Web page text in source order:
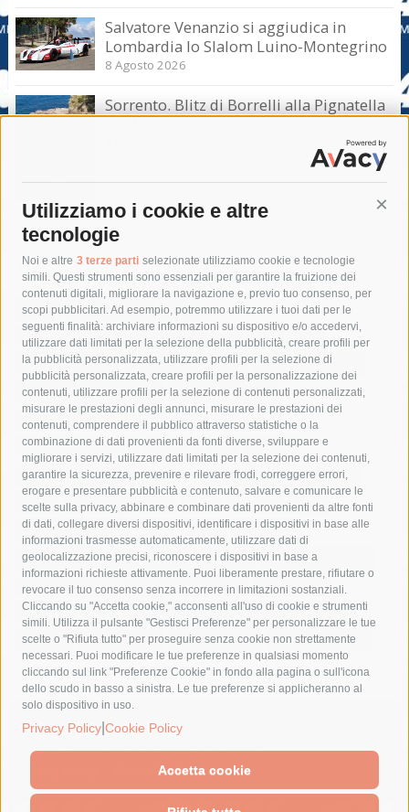
Utilizziamo i cookie e altre
tecnologie
Noi e altre 3 terze parti selezionate utilizziamo cookie e tecnologie
simili. Questi strumenti sono essenziali per garantire la fruizione dei
contenuti digitali, migliorare la navigazione e, previo tuo consenso, per
scopi pubblicitari. Ad esempio, potremmo utilizzare i tuoi dati per le
seguenti finalità: archiviare informazioni su dispositivo e/o accedervi,
utilizzare dati limitati per la selezione della pubblicità, creare profili per
la pubblicità personalizzata, utilizzare profili per la selezione di
pubblicità personalizzata, creare profili per la personalizzazione dei
contenuti, utilizzare profili per la selezione di contenuti personalizzati,
misurare le prestazioni degli annunci, misurare le prestazioni dei
contenuti, comprendere il pubblico attraverso statistiche o la
combinazione di dati provenienti da fonti diverse, sviluppare e
migliorare i servizi, utilizzare dati limitati per la selezione dei contenuti,
garantire la sicurezza, prevenire e rilevare frodi, correggere errori,
erogare e presentare pubblicità e contenuto, salvare e comunicare le
scelte sulla privacy, abbinare e combinare dati provenienti da altre fonti
di dati, collegare diversi dispositivi, identificare i dispositivi in base alle
informazioni trasmesse automaticamente, utilizzare dati di
geolocalizzazione precisi, riconoscere i dispositivi in base a
informazioni richieste attivamente. Puoi liberamente prestare, rifiutare o
revocare il tuo consenso senza incorrere in limitazioni sostanziali.
Cliccando su "Accetta cookie," acconsenti all'uso di cookie e strumenti
simili. Utilizza il pulsante "Gestisci Preferenze" per personalizzare le tue
scelte o "Rifiuta tutto" per proseguire senza cookie non strettamente
necessari. Puoi modificare le tue preferenze in qualsiasi momento
cliccando sul link "Preferenze Cookie" in fondo alla pagina o sull'icona
dello scudo in basso a sinistra. Le tue preferenze si applicheranno al
solo dispositivo in uso.
Privacy Policy Cookie Policy
Accetta cookie
Salvatore Venanzio si aggiudica in
Lombardia lo Slalom Luino-Montegrino
8 Agosto 2026
Sorrento. Blitz di Borrelli alla Pignatella
– video –
Tag
acqua allerta meteo
anas
area marina protetta di punta campanella
arresto
Asl Napoli 3 sud
capitaneria di porto capri
carabinieri
castellammare di stabia
circumvesuviana
comune di sorrento
concerto
contagi
costiera amalfitana
covid-19 eav
elezioni
fondazione sorrento
gori guardia costiera
incidente
lavori
lorenzo balducelli mare
massa lubrense
massimo coppola
Meta napoli
ordinanza
penisola sorrentina
piano di sorrento
polizia municipale
protezione civile
Regione Campania
sant'agnello
sindaco cuomo
sorrento studenti temporali
treni
turismo
Vico Equense villa fiorentino vincenzo de luca
© 2015 SorrentoPress. All rights reserved.
Il giornale online della Penisola Sorrentina
Cookie Policy